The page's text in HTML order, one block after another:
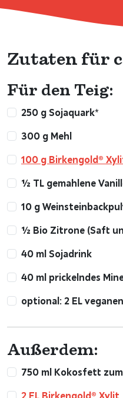
Zutaten für
Für den Teig:
250 g Sojaquark*
300 g Mehl
100 g Birkengold®
½ TL gemahlene
10 g
½ Bio Zitrone (Saft
40 ml Sojadrink
40 ml prickelndes
optional: 2 EL
Außerdem:
750 ml Kokosfett
2 EL Birkengold® Xylit